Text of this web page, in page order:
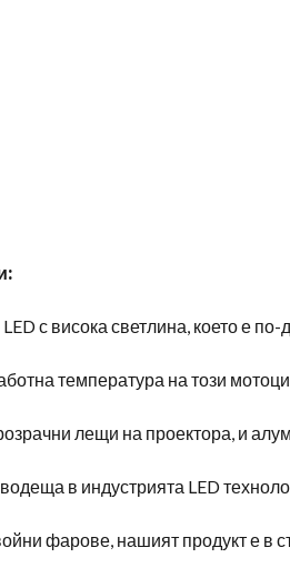
с висока светлина, което е
температура на този
лещи на проектора, и
в индустрията LED
фарове, нашият продукт е в